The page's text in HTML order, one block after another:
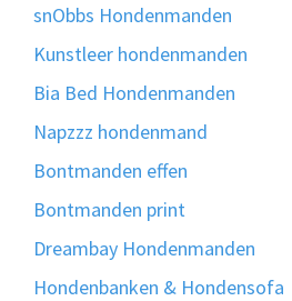
snObbs Hondenmanden
Kunstleer hondenmanden
Bia Bed Hondenmanden
Napzzz hondenmand
Bontmanden effen
Bontmanden print
Dreambay Hondenmanden
Hondenbanken & Hondensofa